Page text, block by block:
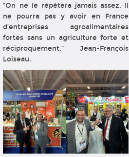
“On ne le répètera jamais assez. Il
ne pourra pas y avoir en France
d’entreprises agroalimentaires
fortes sans un agriculture forte et
réciproquement.” Jean-François
Loiseau.